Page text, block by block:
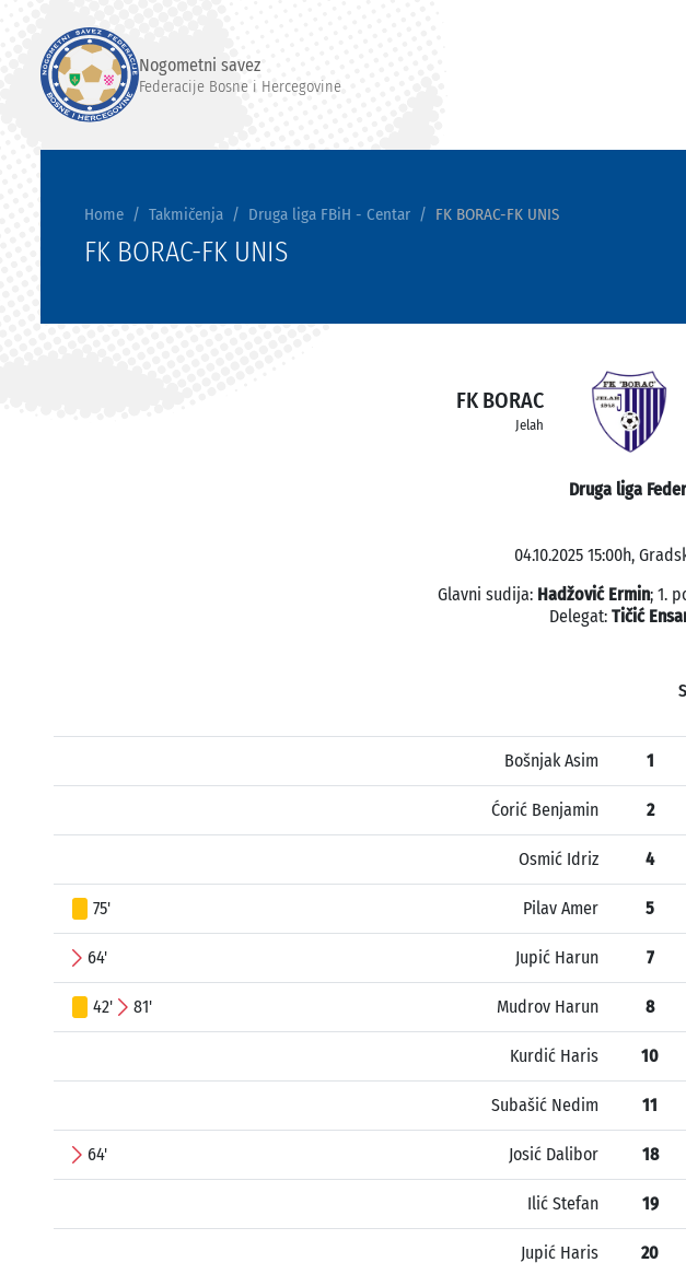
Nogometni savez
Federacije Bosne i Hercegovine
Home Takmičenja Druga liga FBiH - Centar FK BORAC-FK UNIS
FK BORAC-FK UNIS
FK BORAC
Jelah
Druga liga
04.10.2025 15:00h,
Glavni sudija: Hadžović Ermin; 1.
Delegat: Tičić
Bošnjak Asim 1
Ćorić Benjamin 2
Osmić Idriz 4
75' Pilav Amer 5
64' Jupić Harun 7
42' 81' Mudrov Harun 8
Kurdić Haris 10
Subašić Nedim 11
64' Josić Dalibor 18
Ilić Stefan 19
Jupić Haris 20